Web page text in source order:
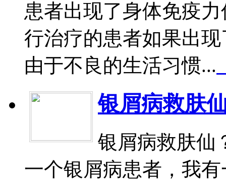
患者出现了身体免疫
行治疗的患者如果出
由于不良的生活习惯...
银屑病救肤
银屑病救肤仙
一个银屑病患者，我